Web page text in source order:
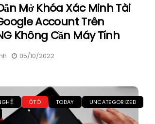
Mở Khóa Xác Minh Tài
Account Trên
Không Cần Máy Tính
05/10/2022
ÔTÔ TODAY
UNCATEGORIZED